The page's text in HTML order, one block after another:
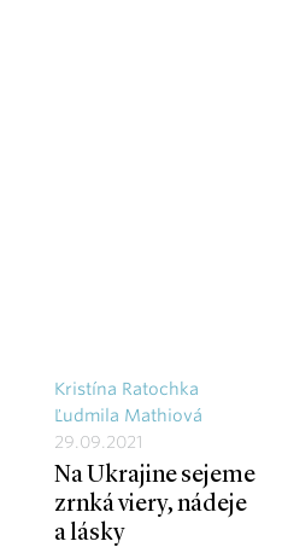
Kristína Ratochka
Ľudmila Mathiová
29.09.2021
Na Ukrajine sejeme
zrnká viery, nádeje
a lásky